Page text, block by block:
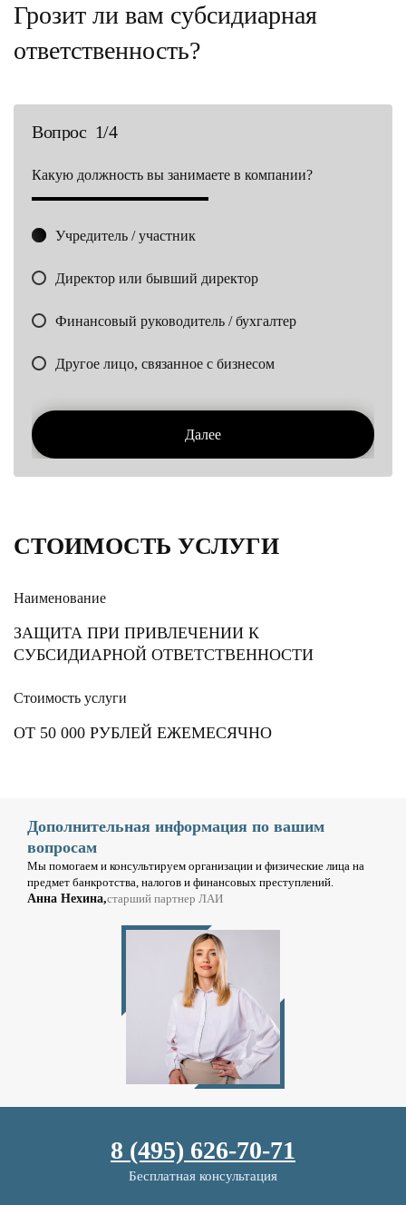
Грозит ли вам субсидиарная
ответственность?
Вопрос 1/4
Какую должность вы занимаете в компании?
Учредитель / участник
Директор или бывший директор
Финансовый руководитель / бухгалтер
Другое лицо, связанное с бизнесом
Далее
СТОИМОСТЬ УСЛУГИ
Наименование
ЗАЩИТА ПРИ ПРИВЛЕЧЕНИИ К
СУБСИДИАРНОЙ ОТВЕТСТВЕННОСТИ
Стоимость услуги
ОТ 50 000 РУБЛЕЙ ЕЖЕМЕСЯЧНО
Дополнительная информация по вашим
вопросам
Мы помогаем и консультируем организации и физические лица на
предмет банкротства, налогов и финансовых преступлений.
Анна Нехина,старший партнер ЛАИ
8 (495) 626-70-71
Бесплатная консультация